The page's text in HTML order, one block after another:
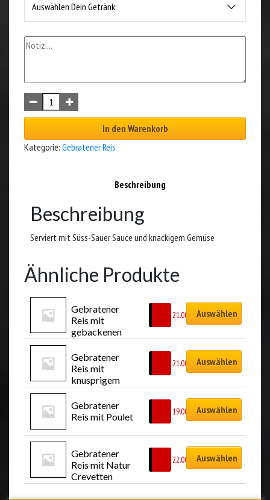
Auswählen Dein Getränk:
In den Warenkorb
Kategorie: Gebratener Reis
Beschreibung
Beschreibung
Serviert mit Süss-Sauer Sauce und knackigem Gemüse
Ähnliche Produkte
Gebratener
Reis mit
gebackenen
Crevetten (6
Stück)
21.00 Auswählen
Gebratener
Reis mit
knusprigem
Poulet
(hausgemacht)
21.00 Auswählen
Gebratener
Reis mit Poulet
19.00 Auswählen
Gebratener
Reis mit Natur
Crevetten
22.00 Auswählen